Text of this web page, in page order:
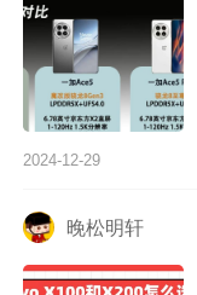
2024-12-29
晚松明轩